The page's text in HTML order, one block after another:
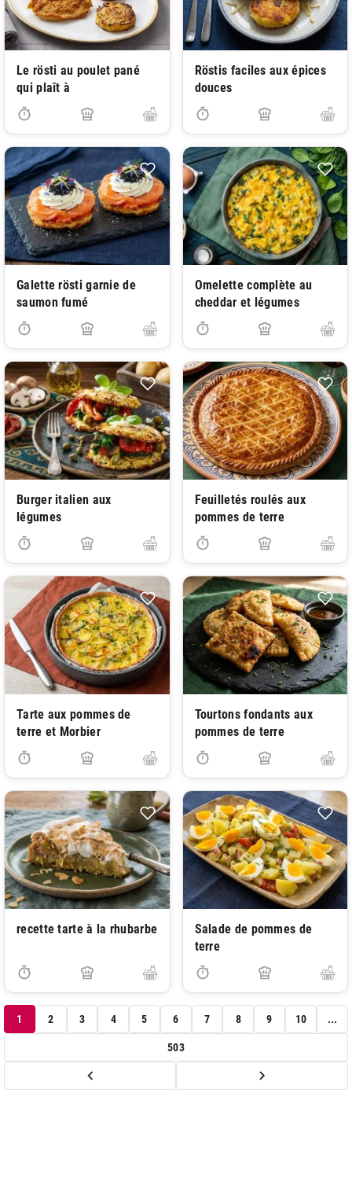
Le rösti au poulet pané
qui plaît à
Röstis faciles aux épices
douces
Galette rösti garnie de
saumon fumé
Omelette complète au
cheddar et légumes
Burger italien aux
légumes
Feuilletés roulés aux
pommes de terre
Tarte aux pommes de
terre et Morbier
Tourtons fondants aux
pommes de terre
recette tarte à la rhubarbe
Salade de pommes de
terre
1 2 3 4 5 6 7 8 9 10 ...
503